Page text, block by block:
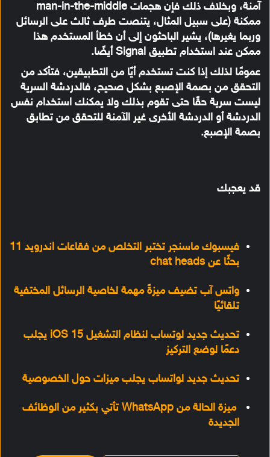
آمنة، وبخلاف ذلك فإن هجمات man-in-the-middle
ممكنة (على سبيل المثال، يتنصت طرف ثالث على الرسائل
وربما يغيرها)، يشير الباحثون إلى أن خطأ المستخدم هذا
ممكن عند استخدام تطبيق Signal أيضًا.
عمومًا لذلك إذا كنت تستخدم أيًا من التطبيقين، فتأكد من
التحقق من بصمة الإصبع بشكل صحيح، فالدردشة السرية
ليست سرية حقًا حتى تقوم بذلك ولا يمكنك استخدام نفس
الدردشة أو الدردشة الأخرى غير الآمنة للتحقق من تطابق
بصمة الإصبع.
قد يعجبك
فيسبوك ماسنجر تختبر التخلص من فقاعات اندرويد 11
بحثًا عن chat heads
واتس آب تضيف ميزةً مهمة لخاصية الرسائل المختفية
تلقائيًا
تحديث جديد لوتساب لنظام التشغيل iOS 15 يجلب
دعمًا لوضع التركيز
تحديث جديد لواتساب يجلب ميزات حول الخصوصية
ميزة الحالة من WhatsApp تأتي بكثير من الوظائف
الجديدة